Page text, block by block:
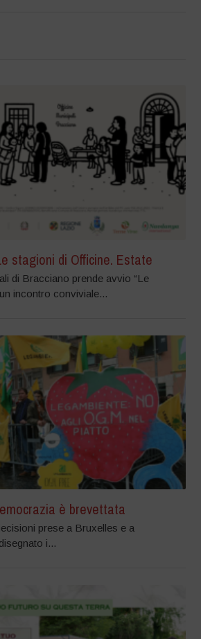
stagioni di Officine. Estate
di Bracciano prende avvio “Le
incontro conviviale...
è brevettata
prese a Bruxelles e a
i...